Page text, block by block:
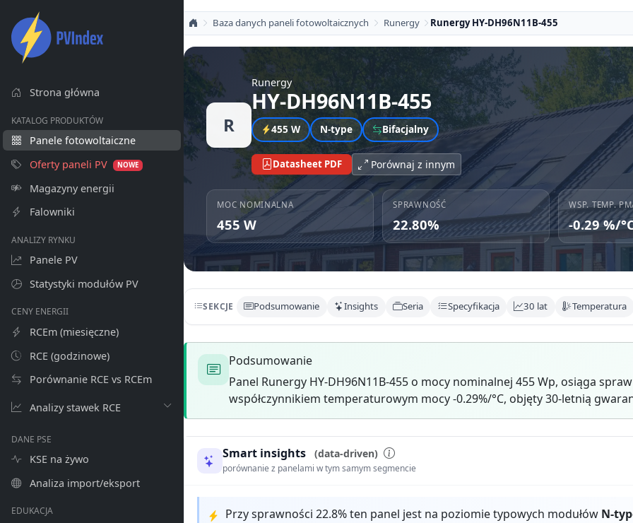
Strona główna
KATALOG PRODUKTÓW
Panele fotowoltaiczne
Oferty paneli PV
NOWE
Magazyny energii
Falowniki
ANALIZY RYNKU
Panele PV
Statystyki modułów PV
CENY ENERGII
RCEm (miesięczne)
RCE (godzinowe)
Porównanie RCE vs RCEm
Analizy stawek RCE
DANE PSE
KSE na żywo
Analiza import/eksport
EDUKACJA
Baza danych paneli fotowoltaicznych Runergy Runergy HY-DH96N11B-455
R
Runergy
HY-DH96N11B-455
455 W N-type Bifacjalny
Datasheet PDF Porównaj z innym
MOC NOMINALNA
455 W
SPRAWNOŚĆ
22.80%
WSP. TEMP.
-0.29 %/
SEKCJE Podsumowanie Insights Seria Specyfikacja 30 lat Temperatura
Podsumowanie
Panel Runergy HY-DH96N11B-455 o mocy nominalnej 455 Wp, osiąga
współczynnikiem temperaturowym mocy -0.29%/°C, objęty 30-letnią
Smart insights (data-driven)
porównanie z panelami w tym samym segmencie
Przy sprawności 22.8% ten panel jest na poziomie typowych modułów N-